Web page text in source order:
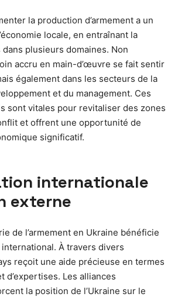
la production d’armement a un
locale, en entraînant la
dans plusieurs domaines. Non
accru en main-d’œuvre se fait sentir
également dans les secteurs de la
et du management. Ces
sont vitales pour revitaliser des zones
et offrent une opportunité de
significatif.
internationale
externe
de l’armement en Ukraine bénéficie
international. À travers divers
reçoit une aide précieuse en termes
d’expertises. Les alliances
la position de l’Ukraine sur le